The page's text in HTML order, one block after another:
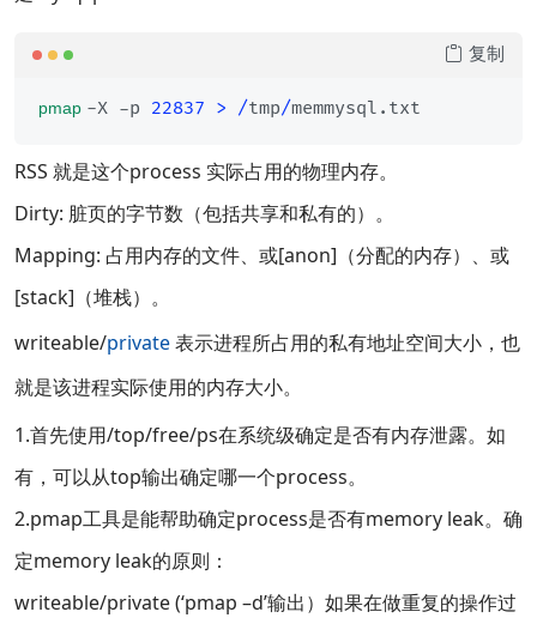
pmap -X -p 22837 > /tmp/
复制
RSS 就是这个process 实际占用的物理内存。
Dirty: 脏页的字节数（包括共享和私有的）。
Mapping: 占用内存的文件、或[anon]（分配的内存）、或
[stack]（堆栈）。
writeable/private表示进程所占用的私有地址空间大小，也
就是该进程实际使用的内存大小。
1.首先使用/top/free/ps在系统级确定是否有内存泄露。如
有，可以从top输出确定哪一个process。
2.pmap工具是能帮助确定process是否有memory leak。确
定memory leak的原则：
writeable/private (‘pmap –d’输出）如果在做重复的操作过